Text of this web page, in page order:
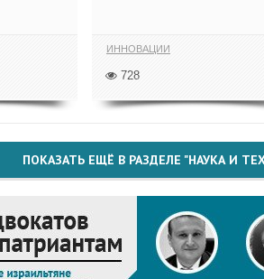
ИННОВАЦИИ
728
ПОКАЗАТЬ ЕЩЁ В РАЗДЕЛЕ "НАУКА И